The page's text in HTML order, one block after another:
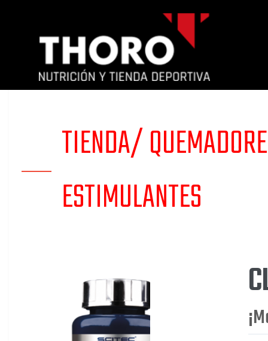
TIENDA/
ESTIMULANTES
cuenta